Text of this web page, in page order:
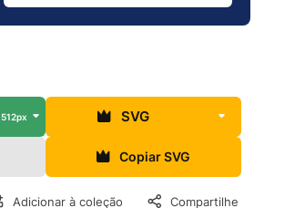
512px SVG
Copiar SVG
Adicionar à coleção Compartilhe